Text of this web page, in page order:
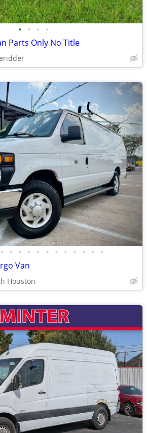
• • • •
Parts Only No Title
• • • • • • • • • • • •
Van
Houston